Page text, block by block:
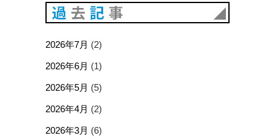
2026年7月 (2)
2026年6月 (1)
2026年5月 (5)
2026年4月 (2)
2026年3月 (6)